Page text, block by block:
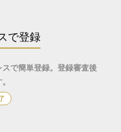
で登録
で簡単登録。 登録審査後